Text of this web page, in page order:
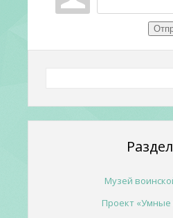
Музей
Проект «Умные